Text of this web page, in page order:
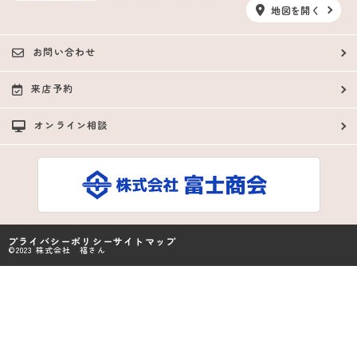
地図を開く
お問い合わせ
来店予約
オンライン相談
プライバシーポリシーサイトマップ
©2023 株式会社 福さん